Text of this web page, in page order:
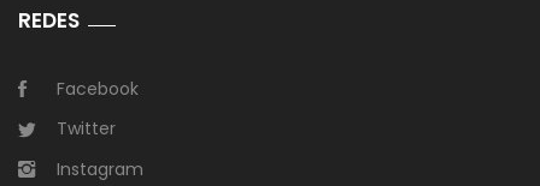
REDES
Facebook
Twitter
Instagram